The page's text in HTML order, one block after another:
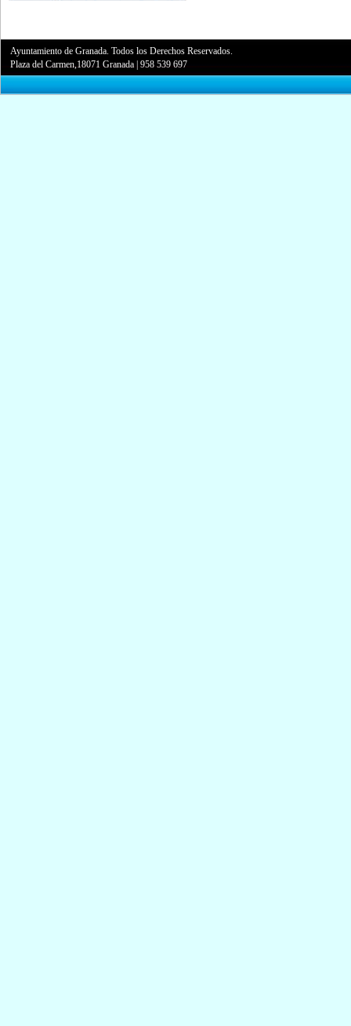
Ayuntamiento de Granada. Todos los Derechos Reservados.
Plaza del Carmen,18071 Granada |958 539 697